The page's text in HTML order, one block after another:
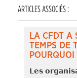
ARTICLES ASSOCIÉS :
LA CFDT A
TEMPS DE
POURQUOI
𝗟𝗲𝘀